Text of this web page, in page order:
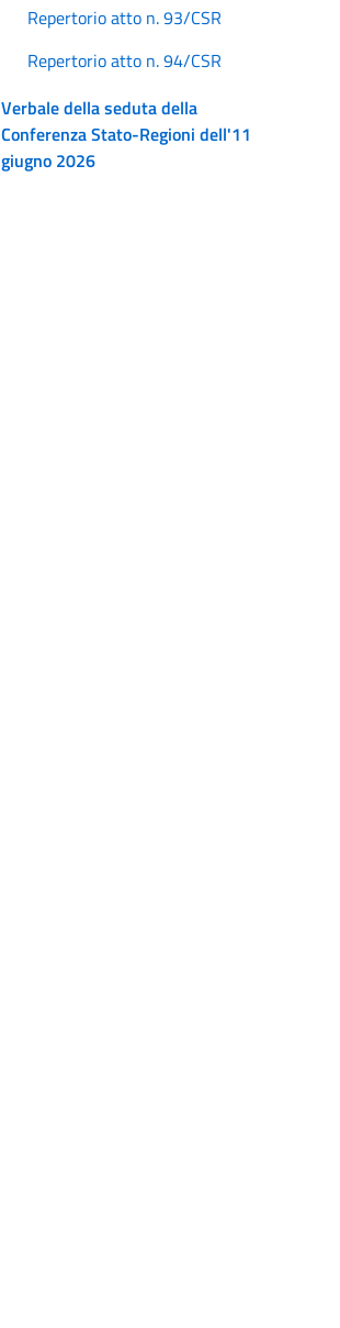
Repertorio atto n. 93/CSR
Repertorio atto n. 94/CSR
Verbale della seduta della
Conferenza Stato-Regioni dell'11
giugno 2026